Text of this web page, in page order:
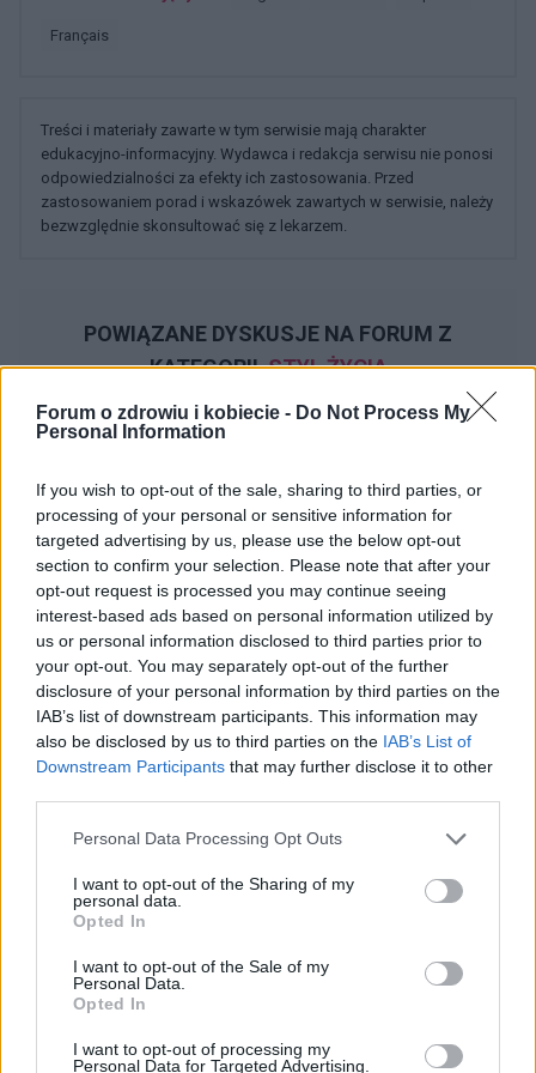
Forum o zdrowiu i kobiecie - Do Not Process My
Personal Information
If you wish to opt-out of the sale, sharing to third parties, or
processing of your personal or sensitive information for
targeted advertising by us, please use the below opt-out
section to confirm your selection. Please note that after your
opt-out request is processed you may continue seeing
interest-based ads based on personal information utilized by
us or personal information disclosed to third parties prior to
your opt-out. You may separately opt-out of the further
disclosure of your personal information by third parties on the
IAB’s list of downstream participants. This information may
also be disclosed by us to third parties on the IAB’s List of
Downstream Participants that may further disclose it to other
Personal Data Processing Opt Outs
I want to opt-out of the Sharing of my
personal data.
Opted In
I want to opt-out of the Sale of my
Personal Data.
Opted In
I want to opt-out of processing my
Personal Data for Targeted Advertising.
français
Treści i materiały zawarte w tym serwisie mają charakter
edukacyjno-informacyjny. Wydawca i redakcja serwisu nie ponosi
odpowiedzialności za efekty ich zastosowania. Przed
zastosowaniem porad i wskazówek zawartych w serwisie, należy
bezwzględnie skonsultować się z lekarzem.
POWIĄZANE DYSKUSJE NA FORUM Z
KATEGORIISTYL ŻYCIA
gość
Stylo czarna, damska bluzka?
Widziałyście albo może kupiłyście sobie jakąś fajną,
stylową, czarną bluzkę? Szukam, szukam i znaleźć nie
mogę a bardzo takiej potrzebuje :(
poison_ivy
Forum:Moda i styl życia
Wolicie galerie handlowe, małe sklepiki, second-
handy/outlety czy np. kupowanie przez internet? Macie
jakieś ulubione marki czy wybieracie ciuchy które wam
się podobają bez względu na metkę?
gość
Forum:Moda i styl życia